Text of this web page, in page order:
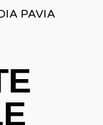
PAVIA